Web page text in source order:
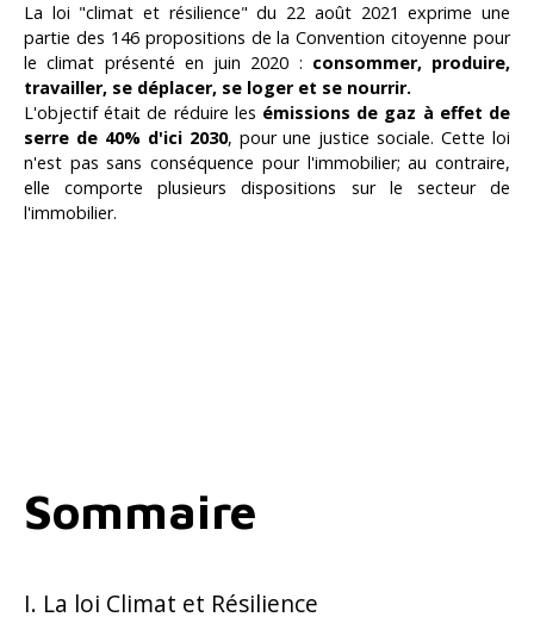
La loi "climat et résilience" du 22 août 2021 exprime une
partie des 146 propositions de la Convention citoyenne pour
le climat présenté en juin 2020 : consommer, produire,
travailler, se déplacer, se loger et se nourrir.
L'objectif était de réduire les émissions de gaz à effet de
serre de 40% d'ici 2030, pour une justice sociale. Cette loi
n'est pas sans conséquence pour l'immobilier; au contraire,
elle comporte plusieurs dispositions sur le secteur de
l'immobilier.
Sommaire
I. La loi Climat et Résilience